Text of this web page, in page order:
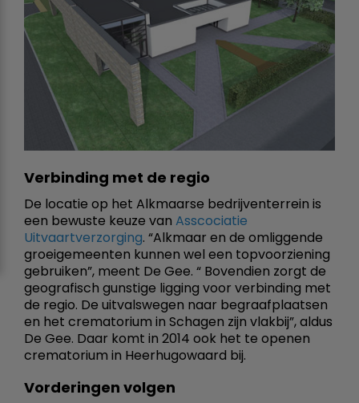
Verbinding met de regio
De locatie op het Alkmaarse bedrijventerrein is
een bewuste keuze van Asscociatie
Uitvaartverzorging. “Alkmaar en de omliggende
groeigemeenten kunnen wel een topvoorziening
gebruiken”, meent De Gee. “ Bovendien zorgt de
geografisch gunstige ligging voor verbinding met
de regio. De uitvalswegen naar begraafplaatsen
en het crematorium in Schagen zijn vlakbij”, aldus
De Gee. Daar komt in 2014 ook het te openen
crematorium in Heerhugowaard bij.
Vorderingen volgen